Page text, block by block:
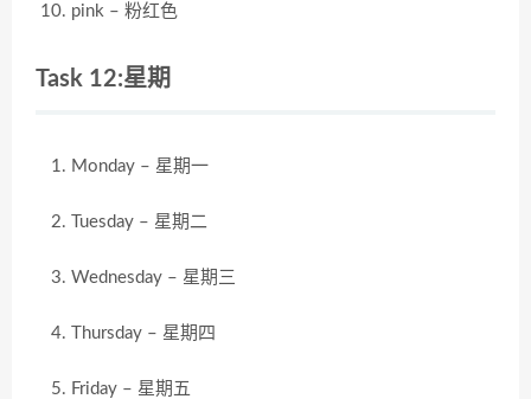
pink – 粉红色
Task 12:星期
Monday – 星期一
Tuesday – 星期二
Wednesday – 星期三
Thursday – 星期四
Friday – 星期五